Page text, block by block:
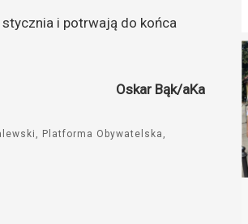
i potrwają do końca
Oskar Bąk/aKa
Platforma Obywatelska